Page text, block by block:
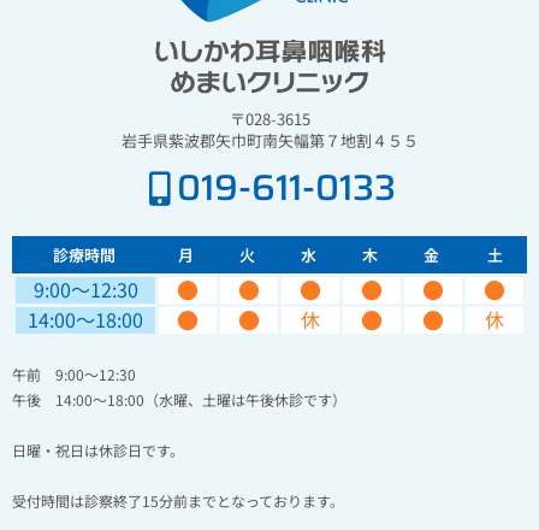
〒028-3615
岩手県紫波郡矢巾町南矢幅第７地割４５５
019-611-0133
診療時間 月 火 水 木 金 土
9:00〜12:30 ● ● ● ● ● ●
14:00〜18:00 ● ● 休 ● ● 休
午前 9:00～12:30
午後 14:00～18:00（水曜、土曜は午後休診です）
日曜・祝日は休診日です。
受付時間は診察終了15分前までとなっております。